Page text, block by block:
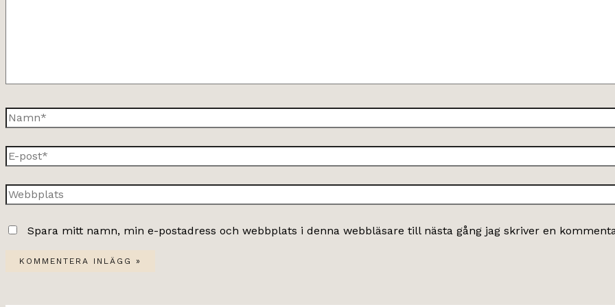
Namn*
E-
post*
Webbplats
Spara mitt namn, min e-postadress och webbplats i denna webbläsare till nästa gång jag skriver en